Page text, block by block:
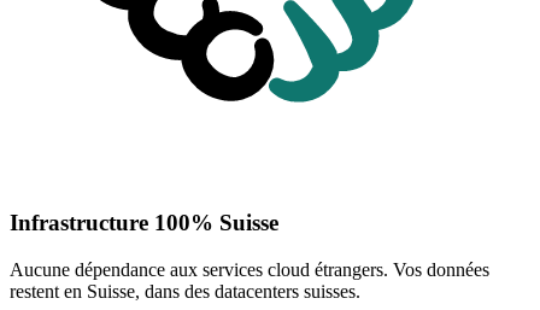
Infrastructure 100% Suisse
Aucune dépendance aux services cloud étrangers. Vos données
restent en Suisse, dans des datacenters suisses.